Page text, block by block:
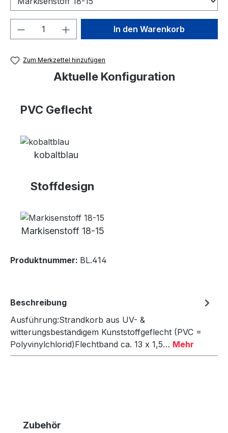
Produkt Anzahl: Gib denIn den Warenkorb
Zum Merkzettel hinzufügen
Aktuelle Konfiguration
PVC Geflecht
kobaltblau
Stoffdesign
Markisenstoff 18-15
Produktnummer: BL.414
Beschreibung
Ausführung:Strandkorb aus UV- &
witterungsbeständigem Kunststoffgeflecht (PVC =
Polyvinylchlorid)Flechtband ca. 13 x 1,5… Mehr
Produktgalerie überspringen
Zubehör